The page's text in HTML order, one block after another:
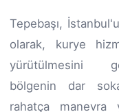
Tepebaşı,
olarak, kurye
yürütülmesini
bölgenin dar
rahatça manevra